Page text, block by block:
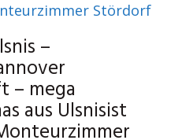
Stördorf
–
– mega
aus Ulsnisist